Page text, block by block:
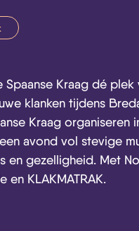
Spaanse Kraag dé plek
klanken tijdens
Kraag organiseren
avond vol stevige
en gezelligheid. Met
en KLAKMATRAK.